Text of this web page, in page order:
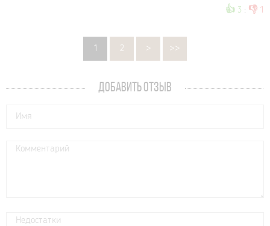
👍 3 : 👎 1
1 2 > >>
ДОБАВИТЬ ОТЗЫВ